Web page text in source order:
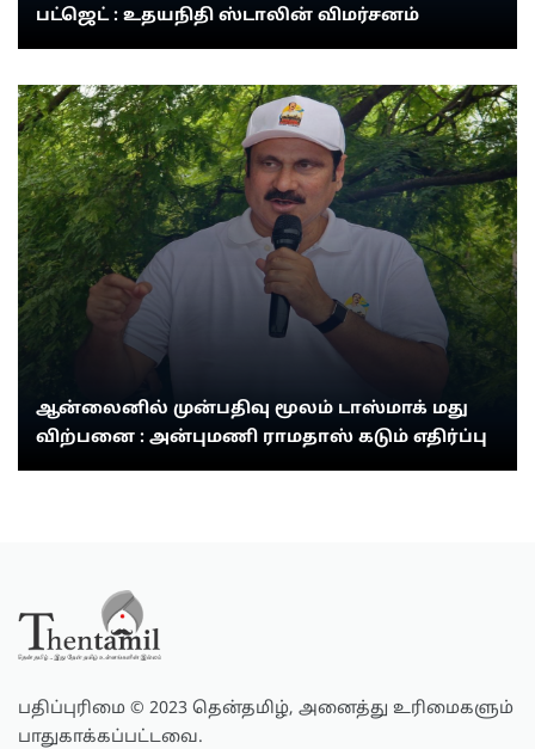
பட்ஜெட் : உதயநிதி ஸ்டாலின் விமர்சனம்
ஆன்லைனில் முன்பதிவு மூலம் டாஸ்மாக் மது
விற்பனை : அன்புமணி ராமதாஸ் கடும் எதிர்ப்பு
பதிப்புரிமை © 2023 தென்தமிழ், அனைத்து உரிமைகளும்
பாதுகாக்கப்பட்டவை.